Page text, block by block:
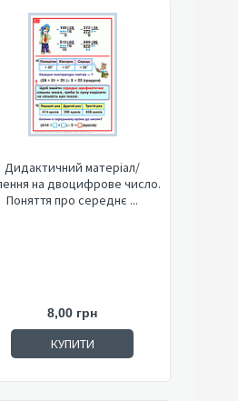
Дидактичний матеріал/
на двоцифрове число.
Поняття про середнє ...
8,00 грн
КУПИТИ